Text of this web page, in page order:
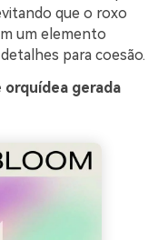
que o roxo
um elemento
para coesão.
orquídea gerada